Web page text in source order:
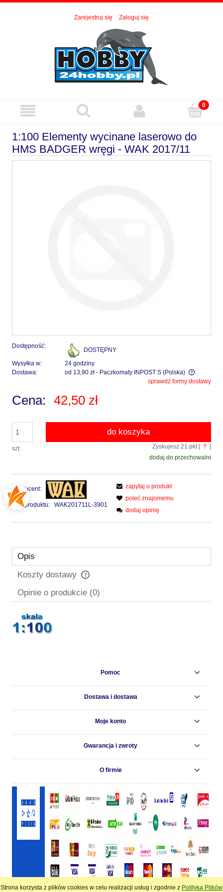
Strona korzysta z plików cookies w celu realizacji usług i zgodnie z Polityką Plików
Zarejestruj się Zaloguj się
1:100 Elementy wycinane laserowo do
HMS BADGER wręgi - WAK 2017/11
Dostępność:
DOSTĘPNY
Wysyłka w:
24 godziny
Dostawa:
od 13,90 zł - Paczkomaty INPOST S (Polska)
Cena nie zawiera ewentualnych kosztów płatnościsprawdź formy dostawy
Cena: 42,50 zł
szt.
do koszyka
Zyskujesz 21 pkt [ ? ]
dodaj do przechowalni
Producent:
Kod produktu: WAK201711L-3901
zapytaj o produkt
poleć znajomemu
dodaj opinię
Opis
Koszty dostawy
Cena nie zawiera ewentualnych kosztów płatności
Opinie o produkcie (0)
Pomoc
Dostawa i dostawa
Moje konto
Gwarancja i zwroty
O firmie